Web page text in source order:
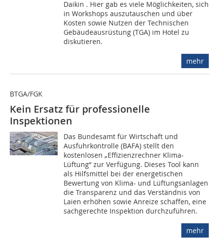
Daikin . Hier gab es viele Möglichkeiten, sich
in Workshops auszutauschen und über
Kosten sowie Nutzen der Technischen
Gebäudeausrüstung (TGA) im Hotel zu
diskutieren.
mehr
BTGA/FGK
Kein Ersatz für professionelle
Inspektionen
Das Bundesamt für Wirtschaft und
Ausfuhrkontrolle (BAFA) stellt den
kostenlosen „Effizienz­rechner Klima-
Lüftung“ zur Verfügung. Dieses Tool kann
als Hilfsmittel bei der energetischen
Bewertung von Klima- und Lüftungsanlagen
die Transparenz und das Verständnis von
Laien erhöhen sowie Anreize schaffen, eine
sachgerechte Inspektion durchzuführen.
mehr